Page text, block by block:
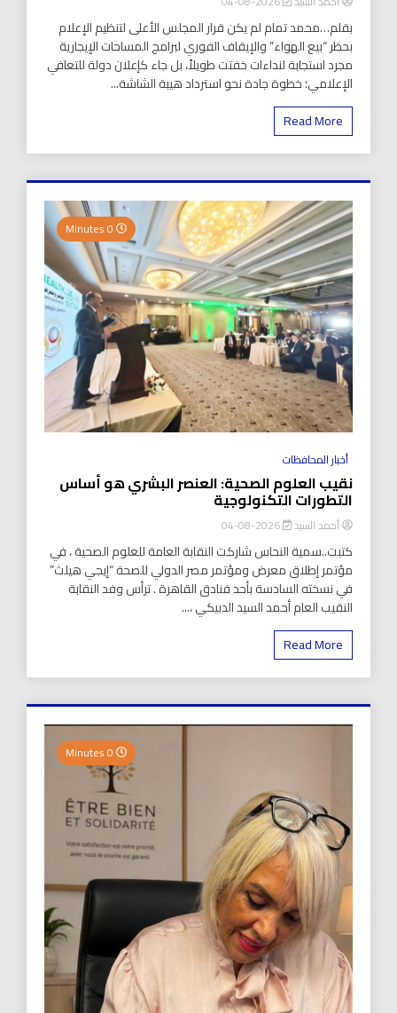
بقلم…محمد تمام لم يكن قرار المجلس الأعلى لتنظيم الإعلام
بحظر “بيع الهواء” والإيقاف الفوري لبرامج المساحات الإيجارية
مجرد استجابة لنداءات خفتت طويلاً، بل جاء كإعلان دولة للتعافي
الإعلامي؛ خطوة جادة نحو استرداد هيبة الشاشة...
Read More
أخبار المحافظات
نقيب العلوم الصحية: العنصر البشري هو أساس
التطورات التكنولوجية
أحمد السيد 2026-08-04
كتبت..سمية النحاس شاركت النقابة العامة للعلوم الصحية ، في
مؤتمر إطلاق معرض ومؤتمر مصر الدولي للصحة “إيجي هيلث”
في نسخته السادسة بأحد فنادق القاهرة . ترأس وفد النقابة
النقيب العام أحمد السيد الدبيكي ،...
Read More